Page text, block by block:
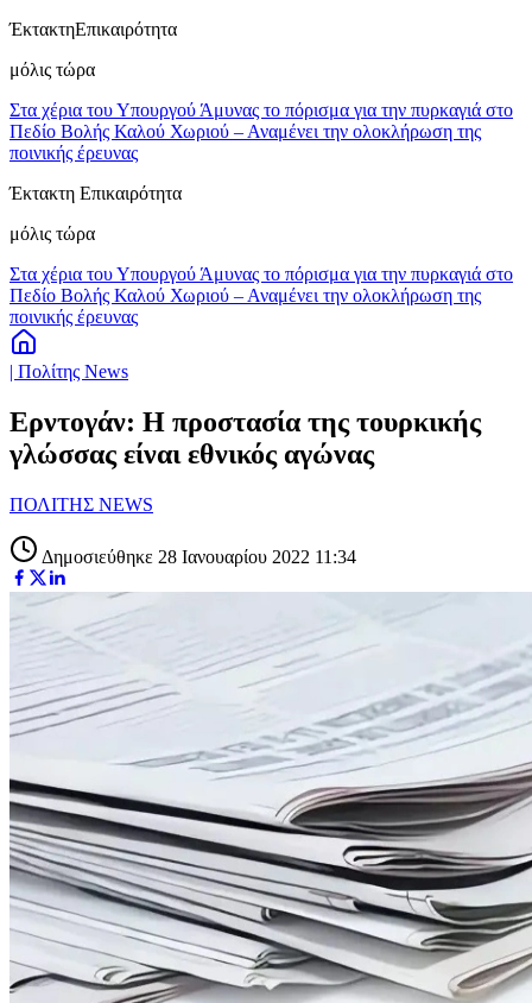
ΈκτακτηΕπικαιρότητα
μόλις τώρα
Στα χέρια του Υπουργού Άμυνας το πόρισμα για την πυρκαγιά στο
Πεδίο Βολής Καλού Χωριού – Αναμένει την ολοκλήρωση της
ποινικής έρευνας
Έκτακτη Επικαιρότητα
μόλις τώρα
Στα χέρια του Υπουργού Άμυνας το πόρισμα για την πυρκαγιά στο
Πεδίο Βολής Καλού Χωριού – Αναμένει την ολοκλήρωση της
ποινικής έρευνας
| Πολίτης News
Ερντογάν: Η προστασία της τουρκικής
γλώσσας είναι εθνικός αγώνας
ΠΟΛΙΤΗΣ NEWS
Δημοσιεύθηκε 28 Ιανουαρίου 2022 11:34